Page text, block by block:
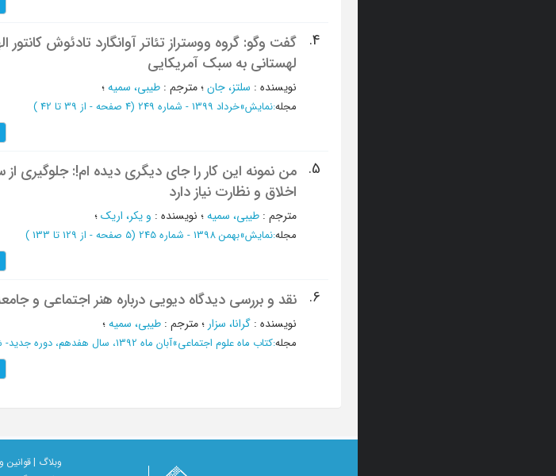
4.
گفت وگو: گروه ووستراز تئاتر آوانگارد تادئوش کانتور
لهستانی به سبک آمریکایی
نویسنده : سلتز، جان؛مترجم : طیبی، سمیه؛
مجله:نمایش»خرداد 1399 - شماره 249 (‎4 صفحه - از 39 تا 42 )
5.
من نمونه این کار را جای دیگری دیده ام!: جلوگیری
اخلاق و نظارت نیاز دارد
مترجم : طیبی، سمیه؛ نویسنده : و یکر، اریک؛
مجله:نمایش»بهمن 1398 - شماره 245 (‎5 صفحه - از 129 تا 133 )
6. نقد و بررسی دیدگاه دیویی درباره هنر اجتماعی و
نویسنده : گرانا، سزار ؛مترجم : طیبی، سمیه؛
مجله:کتاب ماه علوم اجتماعی»آبان ماه 1392، سال هفدهم، دوره جدید- شماره -68
وبلاگ |قوانین